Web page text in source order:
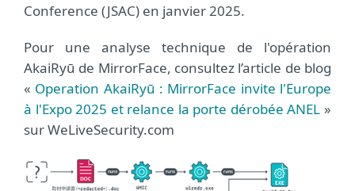
Conference (JSAC) en janvier 2025.
Pour une analyse technique de l'opération
AkaiRyū de MirrorFace, consultez l’article de blog
« Operation AkaiRyū : MirrorFace invite l'Europe
à l'Expo 2025 et relance la porte dérobée ANEL »
sur WeLiveSecurity.com